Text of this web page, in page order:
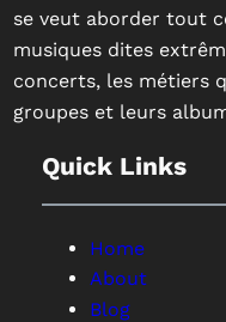
se veut aborder tout
musiques dites
concerts, les métiers
groupes et leurs
Quick Links
Home
About
Blog